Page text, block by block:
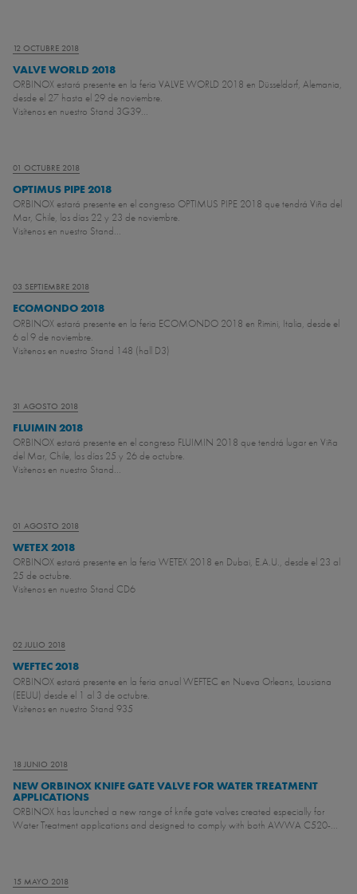
12 OCTUBRE 2018
VALVE WORLD 2018
ORBINOX estará presente en la feria VALVE WORLD 2018 en Düsseldorf, Alemania,
desde el 27 hasta el 29 de noviembre.
Visítenos en nuestro Stand 3G39...
01 OCTUBRE 2018
OPTIMUS PIPE 2018
ORBINOX estará presente en el congreso OPTIMUS PIPE 2018 que tendrá Viña del
Mar, Chile, los días 22 y 23 de noviembre.
Visítenos en nuestro Stand...
03 SEPTIEMBRE 2018
ECOMONDO 2018
ORBINOX estará presente en la feria ECOMONDO 2018 en Rimini, Italia, desde el
6 al 9 de noviembre.
Visítenos en nuestro Stand 148 (hall D3)
31 AGOSTO 2018
FLUIMIN 2018
ORBINOX estará presente en el congreso FLUIMIN 2018 que tendrá lugar en Viña
del Mar, Chile, los días 25 y 26 de octubre.
Visítenos en nuestro Stand...
01 AGOSTO 2018
WETEX 2018
ORBINOX estará presente en la feria WETEX 2018 en Dubai, E.A.U., desde el 23 al
25 de octubre.
Visítenos en nuestro Stand CD6
02 JULIO 2018
WEFTEC 2018
ORBINOX estará presente en la feria anual WEFTEC en Nueva Orleans, Lousiana
(EEUU) desde el 1 al 3 de octubre.
Visítenos en nuestro Stand 935
18 JUNIO 2018
NEW ORBINOX KNIFE GATE VALVE FOR WATER TREATMENT
APPLICATIONS
ORBINOX has launched a new range of knife gate valves created especially for
Water Treatment applications and designed to comply with both AWWA C520-...
15 MAYO 2018